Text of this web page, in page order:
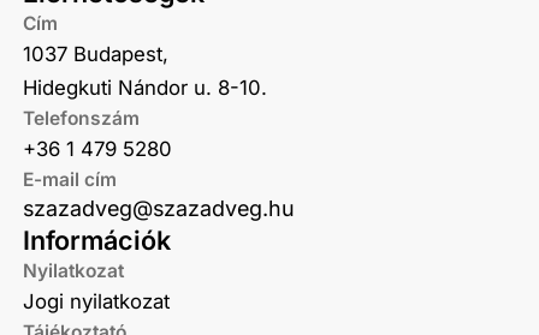
Információk
Nyilatkozat
Jogi nyilatkozat
Cím
1037 Budapest,
Hidegkuti Nándor u. 8-10.
Telefonszám
+36 1 479 5280
E-mail cím
szazadveg@szazadveg.hu